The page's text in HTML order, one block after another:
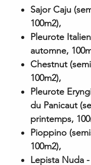
Sajor Caju
100m2),
Pleurote
automne,
Chestnut
100m2),
Pleurote
du Panicaut
printemps,
Pioppino
100m2),
Lepista Nuda